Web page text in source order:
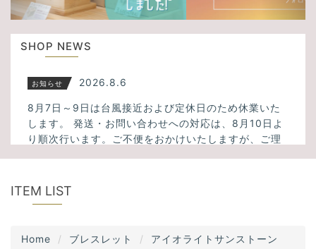
t
u
s
SHOP NEWS
お知らせ 2026.8.6
8月7日～9日は台風接近および定休日のため休業いた
します。 発送・お問い合わせへの対応は、8月10日よ
り順次行います。ご不便をおかけいたしますが、ご理
新入荷
アメトリン、スモーキーシトリンクォーツなど34点入
ITEM LIST
Home ブレスレット アイオライトサンストーン